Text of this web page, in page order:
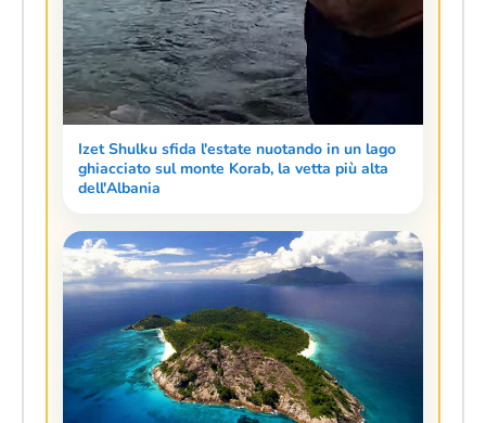
Izet Shulku sfida l'estate nuotando in un lago
ghiacciato sul monte Korab, la vetta più alta
dell'Albania